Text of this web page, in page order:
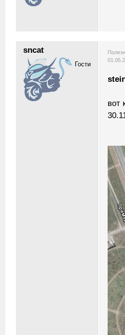
sncat
Гости
вот